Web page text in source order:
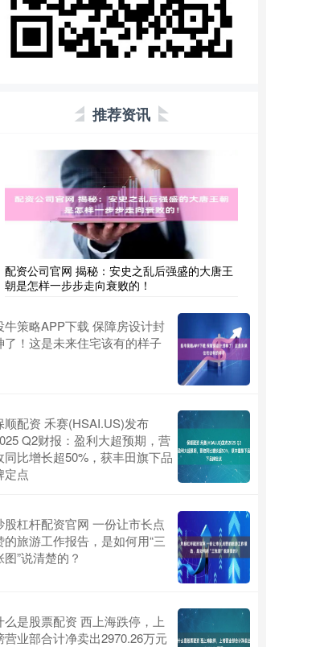
推荐资讯
配资公司官网 揭秘：安史之乱后强盛的大唐王
朝是怎样一步步走向衰败的！
牛策略APP下载 保障房设计封
了！这是未来住宅该有的样子
顺配资 禾赛(HSAI.US)发布
Q2财报：盈利大超预期，营
同比增长超50%，获丰田旗下品
定点
股杠杆配资官网 一份让市长点
的旅游工作报告，是如何用“三
图”说清楚的？
么是股票配资 西上海跌停，上
营业部合计净卖出2970.26万元